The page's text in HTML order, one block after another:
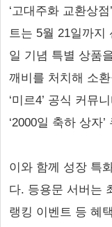
‘고대주화 교환상
트는 5월 21일까지
일 기념 특별 상품
깨비를 처치해 소
‘미르4’ 공식 커뮤
‘2000일 축하 상자
이와 함께 성장 특
다. 등용문 서버는
랭킹 이벤트 등 혜